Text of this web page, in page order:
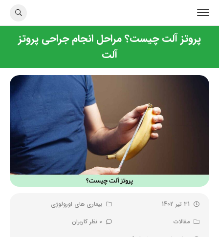
پروتز آلت چیست؟ مراحل انجام جراحی پروتز
آلت
31 تیر 1402
بیماری های اورولوژی
مقالات
0 نظر کاربران